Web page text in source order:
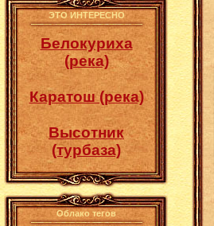
ЭТО ИНТЕРЕСНО
Белокуриха
(река)
Каратош (река)
Высотник
(турбаза)
Облако тегов